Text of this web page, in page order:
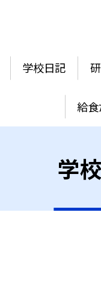
学校日記
給食
学